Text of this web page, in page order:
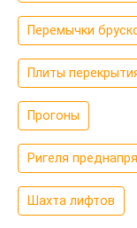
Перемычки
Плиты
Прогоны
Ригеля
Шахта лифтов